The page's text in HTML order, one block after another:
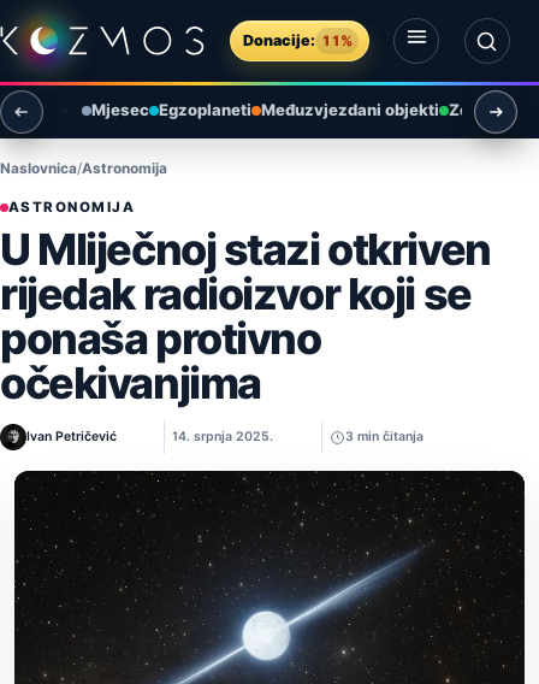
Preskoči na sadržaj
Donacije: 11%
Otvori izbornik
Otvori pretragu
Mjesec Egzoplaneti Međuzvjezdani objekti Zemlja i
Naslovnica Astronomija
ASTRONOMIJA
U Mliječnoj stazi otkriven
rijedak radioizvor koji se
ponaša protivno
očekivanjima
Ivan Petričević 14. srpnja 2025. 3 min čitanja